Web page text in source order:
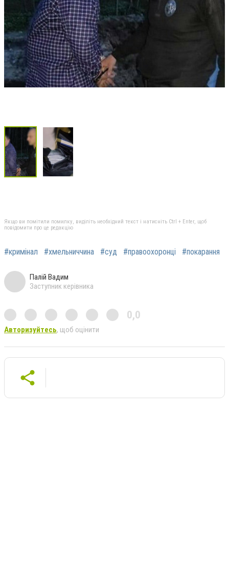
Якщо ви помітили помилку, виділіть необхідний текст і натисніть Ctrl + Enter, щоб
повідомити про це редакцію
#кримінал #хмельниччина #суд #правоохоронці #покарання
Палій Вадим
Заступник керівника
0,0
Авторизуйтесь, щоб оцінити